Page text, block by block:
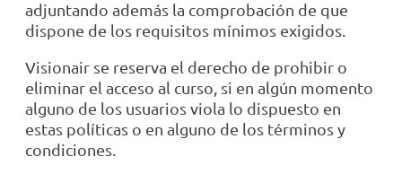
adjuntando además la comprobación de que
dispone de los requisitos mínimos exigidos.
Visionair se reserva el derecho de prohibir o
eliminar el acceso al curso, si en algún momento
alguno de los usuarios viola lo dispuesto en
estas políticas o en alguno de los términos y
condiciones.